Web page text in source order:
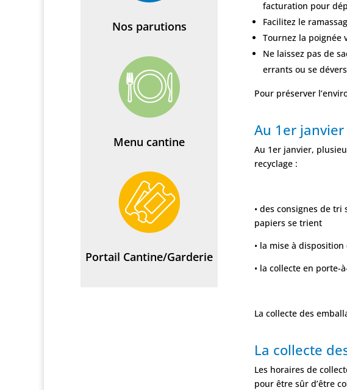
Nos parutions
Menu cantine
Portail Cantine/Garderie
facturation pour
Facilitez le
Tournez la poignée
Ne laissez pas de
errants ou se
Pour préserver
Au 1er
Au 1er janvier,
recyclage :
• des consignes de tri
papiers se trient
• la mise à
• la collecte en porte-
La collecte des
La collecte
Les horaires de
pour être sûr d’être